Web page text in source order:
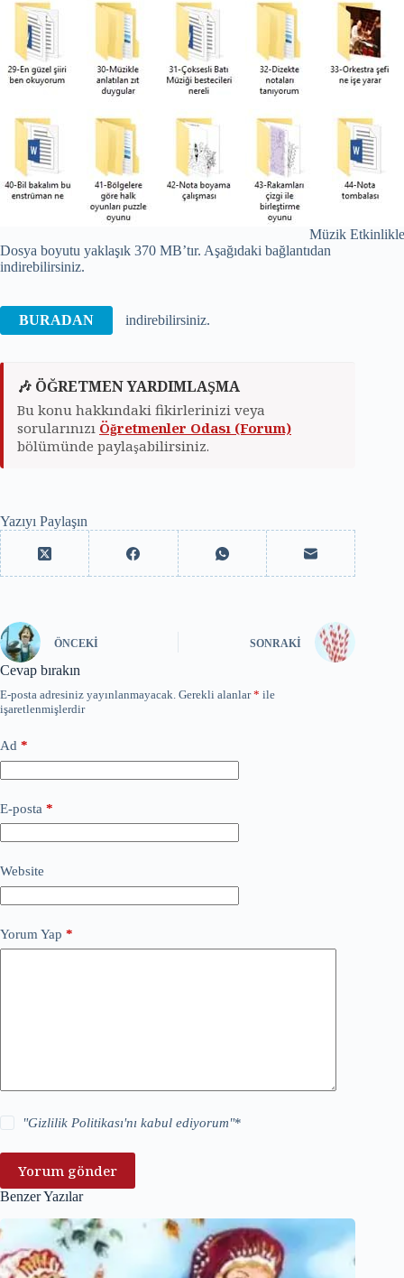
Müzik
Dosya boyutu yaklaşık 370 MB’tır. Aşağıdaki bağlantıdan
indirebilirsiniz.
BURADAN indirebilirsiniz.
🎶 ÖĞRETMEN YARDIMLAŞMA
Bu konu hakkındaki fikirlerinizi veya
sorularınızı Öğretmenler Odası (Forum)
bölümünde paylaşabilirsiniz.
Yazıyı Paylaşın
ÖNCEKI SONRAKI
Cevap bırakın
E-posta adresiniz yayınlanmayacak. Gerekli alanlar* ile
işaretlenmişlerdir
Ad *
E-posta *
Website
Yorum Yap *
"Gizlilik Politikası'nı kabul ediyorum"*
Yorum gönder
Benzer Yazılar